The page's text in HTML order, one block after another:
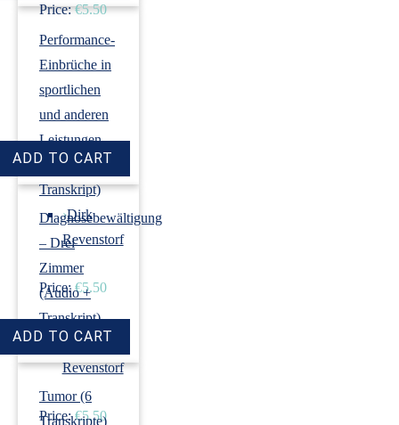
Price: €5.50
Performance-
Einbrüche in
sportlichen
und anderen
Leistungen
(Audio +
Transkript)
›Dirk
Revenstorf
Price: €5.50
Diagnosebewältigung
– Drei
Zimmer
(Audio +
Transkript)
›Dirk
Revenstorf
Price: €5.50
Tumor (6
Transkripte)